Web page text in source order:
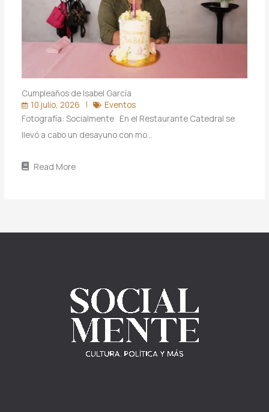
Cumpleaños de Isabel García
10 julio, 2026
Eventos
Fotografía: Socialmente En el Restaurante Catedral se
llevó a cabo un desayuno con mo…
Read More